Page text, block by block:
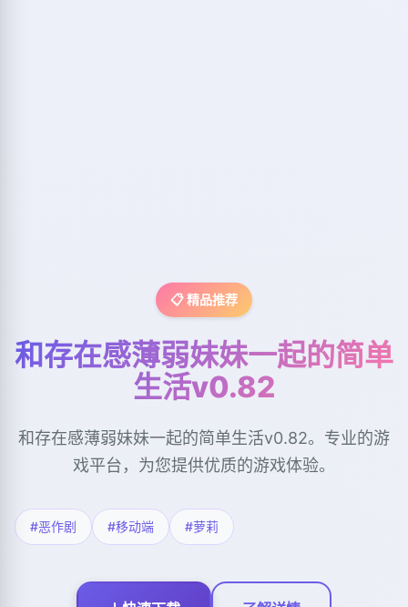
📋 精品推荐
和存在感薄弱妹妹一起的简单
生活v0.82
和存在感薄弱妹妹一起的简单生活v0.82。专业的游
戏平台，为您提供优质的游戏体验。
#恶作剧 #移动端 #萝莉